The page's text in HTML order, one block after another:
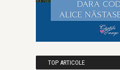
TOP ARTICOLE